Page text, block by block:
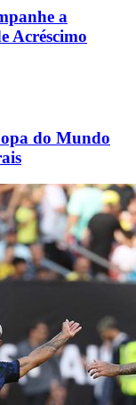
a
Acréscimo
do Mundo